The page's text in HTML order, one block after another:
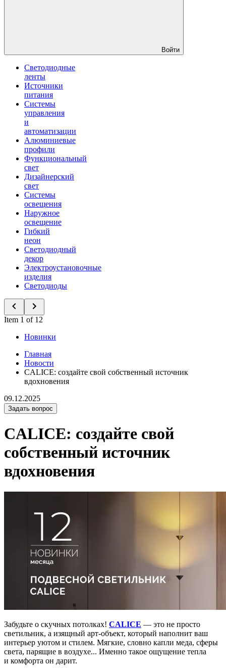
Войти
Светодиодные
ленты
Источники
питания
Системы
управления
и
автоматизации
Алюминиевые
профили
Функциональный
свет
Дизайнерский
свет
Системы
освещения
Наружное
освещение
Гибкий
неон
Светодиодный
декор
Электроустановочные
изделия
Светодиоды
Item 1 of 12
Новинки
Главная
Новости
CALICE: создайте свой собственный источник
вдохновения
09.12.2025
Задать вопрос
CALICE: создайте свой
собственный источник
вдохновения
Забудьте о скучных потолках! CALICE — это не просто
светильник, а изящный арт-объект, который наполнит ваш
интерьер уютом и стилем. Мягкие, словно капли меда, сферы
света, парящие в воздухе... Именно такое ощущение тепла
и комфорта он дарит.